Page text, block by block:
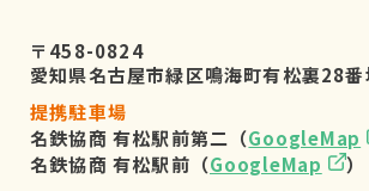
お客様がご自身の個人情報を弊
供されるか否かは、お客様のご
よりますが、もしご提供されな
には、適切なサービスが提供で
場合がありますので予めご了承
〒458-0824
愛知県名古屋市緑区鳴海町有松裏28
提携駐車場
名鉄協商 有松駅前第二（GoogleMap
名鉄協商 有松駅前（GoogleMap
）